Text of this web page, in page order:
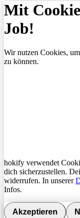
Mit
Job!
Wir nutzen Cookies,
zu können.
hokify verwendet
dich sicherzustellen.
widerrufen. In unserer
Infos.
Akzeptieren